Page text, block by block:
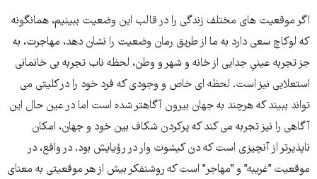
اگر موقعیت هاى مختلف زندگى را در قالب این وضعیت ببینیم، همانگونه
که لوکاچ سعى دارد به ما از طریق رمان وضعیت را نشان دهد، مهاجرت، به
جز تجربه عینىِ جدایى از خانه و شهر و وطن، لحظه ناب تجربه بى خانمانى
استعلایى نیز است. لحظه اى خاص و وجودى که فرد خود را در کلیتى مى
تواند ببیند که هرچند به جهان بیرون آگاهتر شده است اما در عین حال این
آگاهى را نیز تجربه مى کند که پرکردن شکاف بین خود و جهان، امکان
ناپذیرتر از آنچیزى است که دن کیشوت وار در رؤیایش بود. در واقع، در
موقعیت "غریبه" و "مهاجر" است که روشنفکر بیش از هر موقعیتى به معناى